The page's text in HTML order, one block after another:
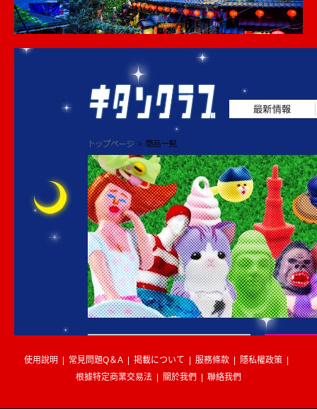
使用說明 常見問題Q＆A 掲載について 服務條款
隱私權政策
根據特定商業交易法
關於我們 聯絡我們